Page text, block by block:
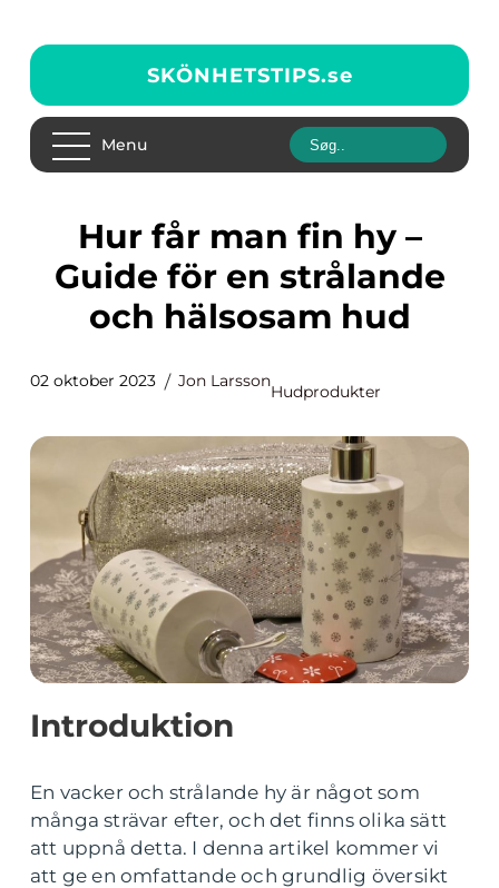
SKÖNHETSTIPS.se
Menu
Hur får man fin hy –
Guide för en strålande
och hälsosam hud
02 oktober 2023 Jon Larsson
Hudprodukter
Introduktion
En vacker och strålande hy är något som
många strävar efter, och det finns olika sätt
att uppnå detta. I denna artikel kommer vi
att ge en omfattande och grundlig översikt